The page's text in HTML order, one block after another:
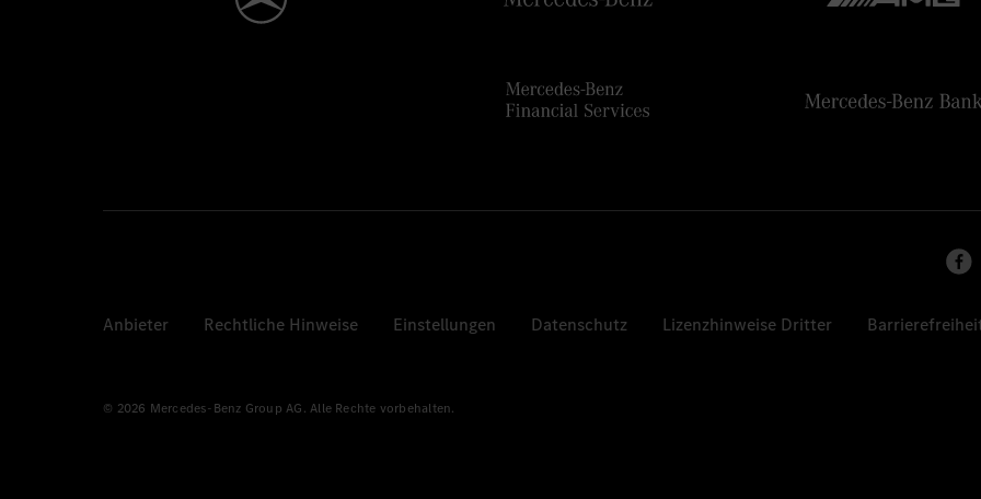
Anbieter Rechtliche Hinweise Einstellungen Datenschutz Lizenzhinweise Dritter
© 2026 Mercedes-Benz Group AG. Alle Rechte vorbehalten.